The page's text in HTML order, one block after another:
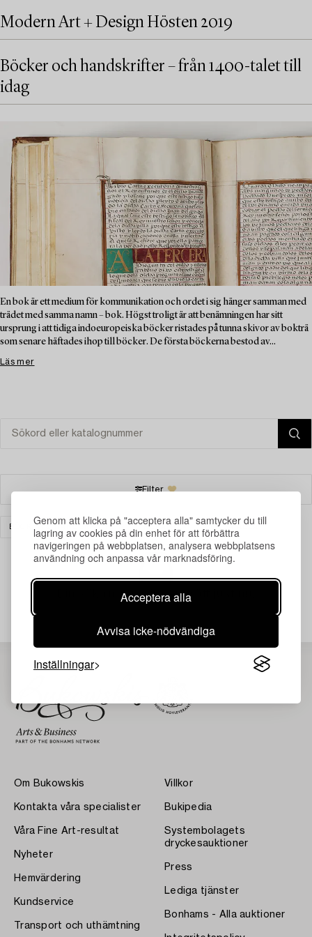
Genom att klicka på "acceptera alla" samtycker du till
lagring av cookies på din enhet för att förbättra
navigeringen på webbplatsen, analysera webbplatsens
användning och anpassa vår marknadsföring.
Acceptera alla
Avvisa icke-nödvändiga
Inställningar
Modern Art + Design Hösten 2019
Böcker och handskrifter – från 1400-talet till
idag
En bok är ett medium för kommunikation och ordet i sig hänger samman med
trädet med samma namn – bok. Högst troligt är att benämningen har sitt
ursprung i att tidiga indoeuropeiska böcker ristades på tunna skivor av bokträ
som senare häftades ihop till böcker. De första böckerna bestod av...
Läs mer
Filter
BÖCKER & HANDSKRIFTER KERAMIK RENSA ALLA
Din sökning gav ingen träff just nu.
Om Bukowskis
Kontakta våra specialister
Våra Fine Art-resultat
Nyheter
Hemvärdering
Kundservice
Transport och uthämtning
Villkor
Bukipedia
Systembolagets
dryckesauktioner
Press
Lediga tjänster
Bonhams - Alla auktioner